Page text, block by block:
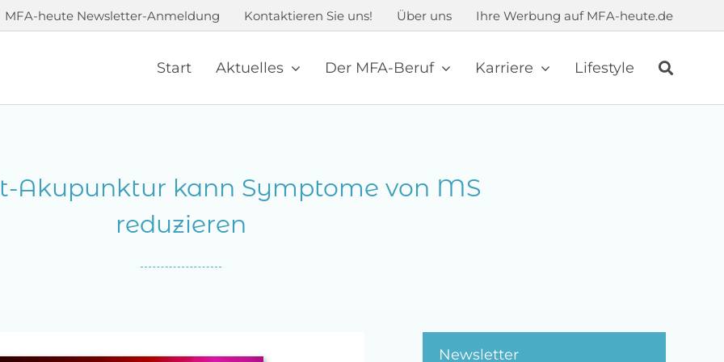
MFA-heute Newsletter-Anmeldung Kontaktieren Sie uns! Über uns Ihre Werbung auf MFA-heute.de
Start Aktuelles Der MFA-Beruf Karriere Lifestyle
Akupunktur kann Symptome von MS
reduzieren
Newsletter